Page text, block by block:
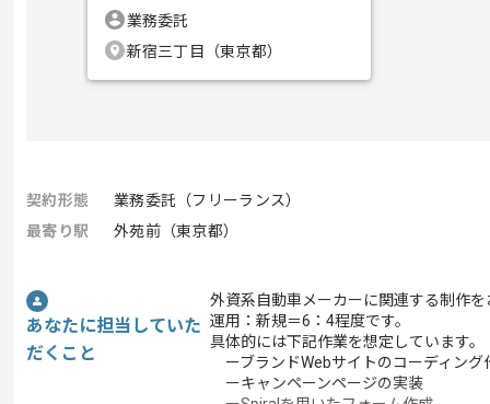
業務委託
新宿三丁目（東京都）
契約形態
業務委託（フリーランス）
最寄り駅
外苑前（東京都）
あなたに担当していた
だくこと
外資系自動車メーカーに関連する制作
運用：新規＝6：4程度です。
具体的には下記作業を想定しています。
ーブランドWebサイトのコーディング
ーキャンペーンページの実装